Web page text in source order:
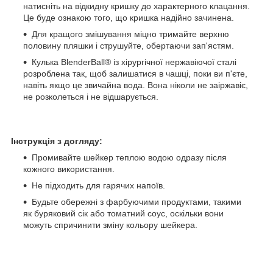
натисніть на відкидну кришку до характерного клацання.
Це буде ознакою того, що кришка надійно зачинена.
Для кращого змішування міцно тримайте верхню
половину пляшки і струшуйте, обертаючи зап'ястям.
Кулька BlenderBall® із хірургічної нержавіючої сталі
розроблена так, щоб залишатися в чашці, поки ви п'єте,
навіть якщо це звичайна вода. Вона ніколи не заіржавіє,
не розколеться і не відшарується.
Інструкція з догляду:
Промивайте шейкер теплою водою одразу після
кожного використання.
Не підходить для гарячих напоїв.
Будьте обережні з фарбуючими продуктами, такими
як буряковий сік або томатний соус, оскільки вони
можуть спричинити зміну кольору шейкера.